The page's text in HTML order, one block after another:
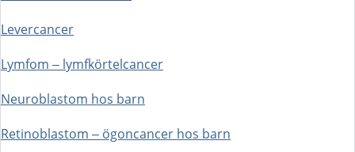
Levercancer
Lymfom – lymfkörtelcancer
Neuroblastom hos barn
Retinoblastom – ögoncancer hos barn